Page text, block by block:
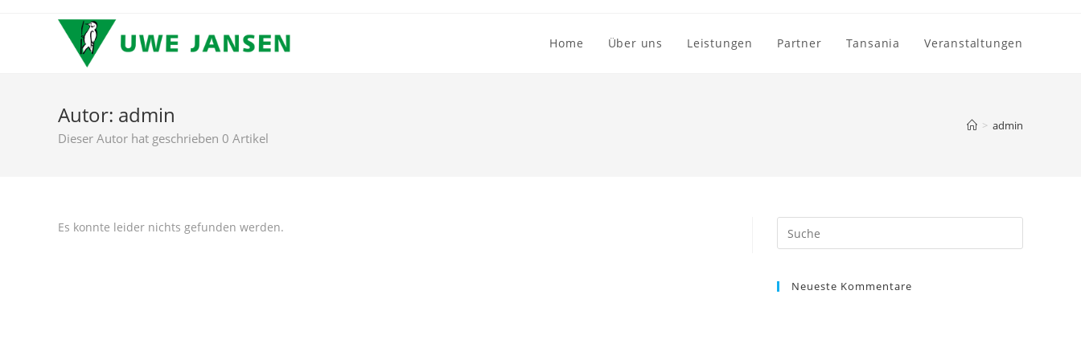
Home Über uns Leistungen Partner Tansania Veranstaltungen
Autor: admin
Dieser Autor hat geschrieben 0 Artikel
> admin
Es konnte leider nichts gefunden werden.
Suche
nach:
Neueste Kommentare